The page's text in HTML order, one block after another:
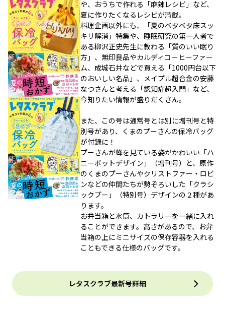
や、おうちで作れる「麻辣レシピ」など、
夏に作りたくなるレシピが満載。
料理企画以外にも、「夏のベタベタ床スッ
キリ解消」特集や、睡眠研究の第一人者で
ある柳沢正史先生に教わる「質のいい眠り
方」、無印良品やカルディコーヒーファー
ム、成城石井などで買える「1000円台以下
のおいしい名品」、メイプル超合金の安藤
なつさんと考える「認知症超入門」など、
今知りたい情報が盛りだくさん。
また、この号は通常号とは別に増刊号と特
別号があり、くまのプーさんの保冷バッグ
が付録に！
プーさんが蜂を見ている姿がかわいい「ハ
ニーポットデザイン」（増刊号）と、原作
のくまのプーさんやクリストファー・ロビ
ンなどの仲間たちが勢ぞろいした「クラシ
ックプー」（特別号）デザインの２種があ
ります。
お弁当箱と水筒、カトラリーを一緒に入れ
ることができます。高さがあるので、お弁
当箱の上にミニサイズの保存容器を入れる
こともできる仕様のバッグです。
レタスクラブ最新号詳細